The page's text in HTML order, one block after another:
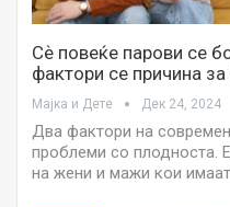
Сѐ повеќе парови се
фактори се причина
Мајка и Дете Дек 24, 2024
Два фактори на
проблеми со плодноста.
на жени и мажи кои